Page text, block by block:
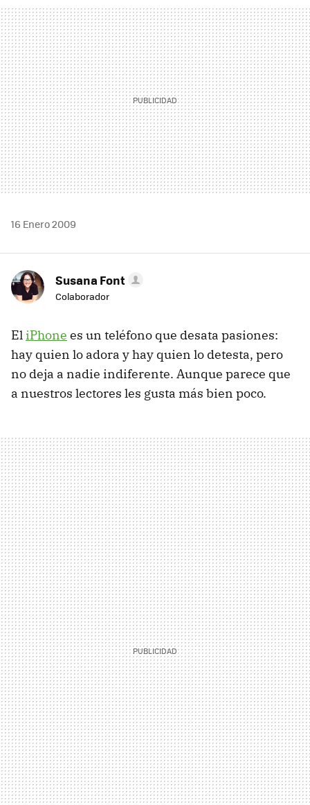
MAIL
16 Enero 2009
Susana Font
Colaborador
El iPhone es un teléfono que desata pasiones:
hay quien lo adora y hay quien lo detesta, pero
no deja a nadie indiferente. Aunque parece que
a nuestros lectores les gusta más bien poco.